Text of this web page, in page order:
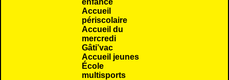
enfance
Accueil
périscolaire
Accueil du
mercredi
Gâti’vac
Accueil jeunes
École
multisports